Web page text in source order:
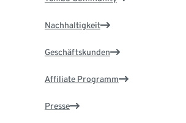
Nachhaltigkeit
Geschäftskunden
Affiliate Programm
Presse